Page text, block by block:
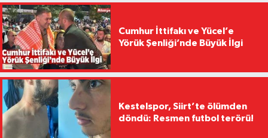
Cumhur İttifakı ve Yücel’e
Yörük Şenliği’nde Büyük İlgi
Kestelspor, Siirt’te ölümden
döndü: Resmen futbol terörü!